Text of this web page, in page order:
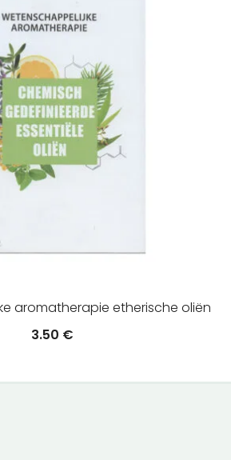
aromatherapie etherische oliën
3.50 €